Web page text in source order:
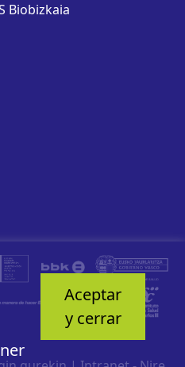
Biobizkaia
Aceptar
y cerrar